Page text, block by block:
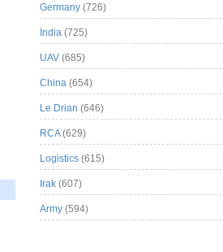
Germany (726)
India (725)
UAV (685)
China (654)
Le Drian (646)
RCA(629)
Logistics (615)
Irak (607)
Army (594)